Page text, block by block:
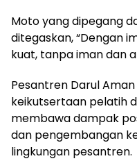
Moto yang dipegang
ditegaskan, “Dengan
kuat, tanpa iman dan
Pesantren Darul
keikutsertaan pelatih
membawa dampak
dan pengembangan
lingkungan pesantren.